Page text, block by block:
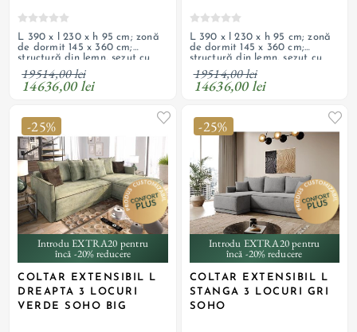
L 390 x l 230 x h 95 cm; zonă
de dormit 145 x 360 cm;
structură din lemn, șezut cu
arcuri ondulate și spumă HR
de înaltă calitate, tapițerie
din material textil; 2 lăzi de
19514,00 lei
14636,00 lei
L 390 x l 230 x h 95 cm; zonă
de dormit 145 x 360 cm;
structură din lemn, șezut cu
arcuri ondulate și spumă HR
de înaltă calitate, tapițerie
din material textil; 2 lăzi de
19514,00 lei
14636,00 lei
-25%
Introdu EXTRA20 pentru
încă -20% reducere
COLTAR EXTENSIBIL L
DREAPTA 3 LOCURI
VERDE SOHO BIG
-25%
Introdu EXTRA20 pentru
încă -20% reducere
COLTAR EXTENSIBIL L
STANGA 3 LOCURI GRI
SOHO